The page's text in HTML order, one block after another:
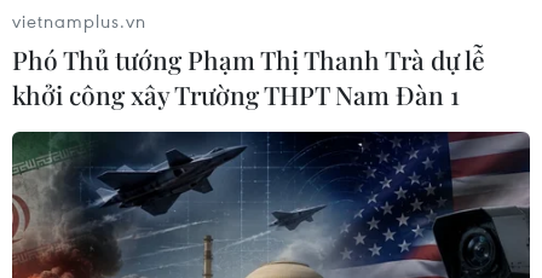
cầu lên mức 'rất cao'
28/02/2020 23:28
Việc tiếp tục gia tăng số ca nhiễm virus và số quốc gia
ghi nhận bị ảnh hưởng bởi dịch bệnh viêm đường hô
hấp cấp COVID-19 do SARS-nCoV-2 gây ra là "mối
quan ngại rõ ràng."
vietnamplus.vn
Phó Thủ tướng Phạm Thị Thanh Trà dự lễ
khởi công xây Trường THPT Nam Đàn 1